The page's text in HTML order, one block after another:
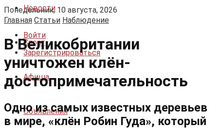
Понедельник, 10 августа, 2026
Войти
Зарегистрироваться
Новости
Спорт
Афиша
Объявления
Главная Статьи Наблюдение
В Великобритании
уничтожен клён-
достопримечательность
Одно из самых известных деревьев
в мире, «клён Робин Гуда», который